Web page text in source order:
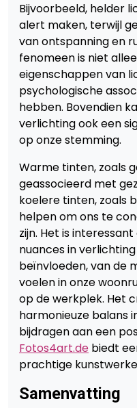
Bijvoorbeeld, helder
alert maken, terwijl
van ontspanning en
fenomeen is niet
eigenschappen van
psychologische
hebben. Bovendien
verlichting ook een
op onze stemming.
Warme tinten, zoals
geassocieerd met
koelere tinten, zoals
helpen om ons te
zijn. Het is
nuances in
beïnvloeden, van de
voelen in onze
op de werkplek. Het
harmonieuze balans
bijdragen aan een
Fotos4art.de biedt
prachtige
Samenvatting